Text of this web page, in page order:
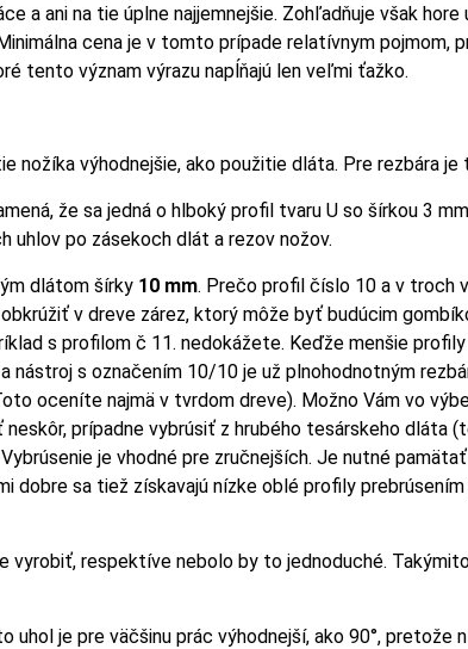
a ani na tie úplne najjemnejšie. Zohľadňuje však
cena je v tomto prípade relatívnym pojmom,
tento význam výrazu napĺňajú len veľmi ťažko.
nožíka výhodnejšie, ako použitie dláta. Pre rezbára je
že sa jedná o hlboký profil tvaru U so šírkou 3
uhlov po zásekoch dlát a rezov nožov.
dlátom šírky 10 mm. Prečo profil číslo 10 a v troch
v dreve zárez, ktorý môže byť budúcim
s profilom č 11. nedokážete. Keďže menšie
nástroj s označením 10/10 je už plnohodnotným
oceníte najmä v tvrdom dreve). Možno Vám vo
prípadne vybrúsiť z hrubého tesárskeho dláta
je vhodné pre zručnejších. Je nutné
dobre sa tiež získavajú nízke oblé profily
respektíve nebolo by to jednoduché.
uhol je pre väčšinu prác výhodnejší, ako 90°, pretože